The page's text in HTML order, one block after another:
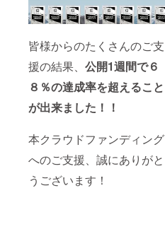
皆様からのたくさんのご支
援の結果、 公開1週間で６
８％の達成率を超えること
が出来ました！！
本クラウドファンディング
へのご支援、誠にありがと
うございます！